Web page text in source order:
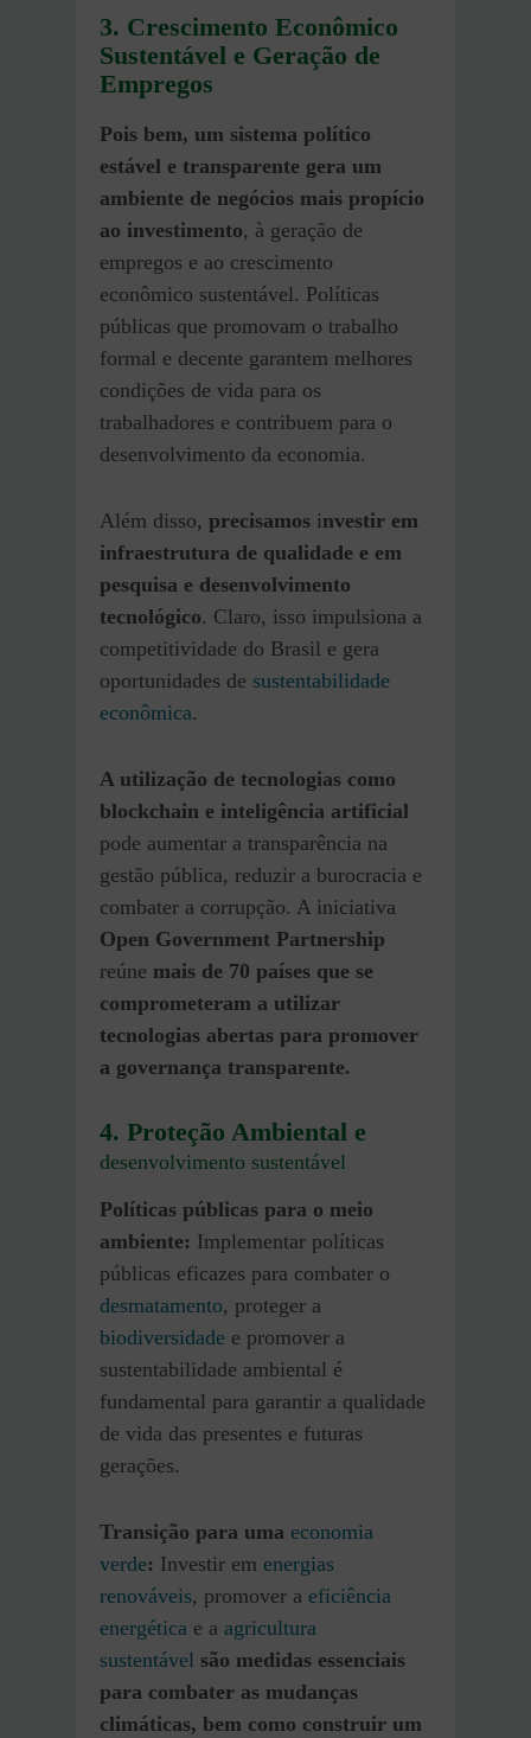
3. Crescimento Econômico
Sustentável e Geração de
Empregos
Pois bem, um sistema político
estável e transparente gera um
ambiente de negócios mais propício
ao investimento, à geração de
empregos e ao crescimento
econômico sustentável. Políticas
públicas que promovam o trabalho
formal e decente garantem melhores
condições de vida para os
trabalhadores e contribuem para o
desenvolvimento da economia.
Além disso, precisamos investir em
infraestrutura de qualidade e em
pesquisa e desenvolvimento
tecnológico. Claro, isso impulsiona a
competitividade do Brasil e gera
oportunidades de sustentabilidade
econômica.
A utilização de tecnologias como
blockchain e inteligência artificial
pode aumentar a transparência na
gestão pública, reduzir a burocracia e
combater a corrupção. A iniciativa
Open Government Partnership
reúne mais de 70 países que se
comprometeram a utilizar
tecnologias abertas para promover
a governança transparente.
4. Proteção Ambiental e
desenvolvimento sustentável
Políticas públicas para o meio
ambiente: Implementar políticas
públicas eficazes para combater o
desmatamento, proteger a
biodiversidade e promover a
sustentabilidade ambiental é
fundamental para garantir a qualidade
de vida das presentes e futuras
gerações.
Transição para uma economia
verde: Investir em energias
renováveis, promover a eficiência
energética e a agricultura
sustentável são medidas essenciais
para combater as mudanças
climáticas, bem como construir um